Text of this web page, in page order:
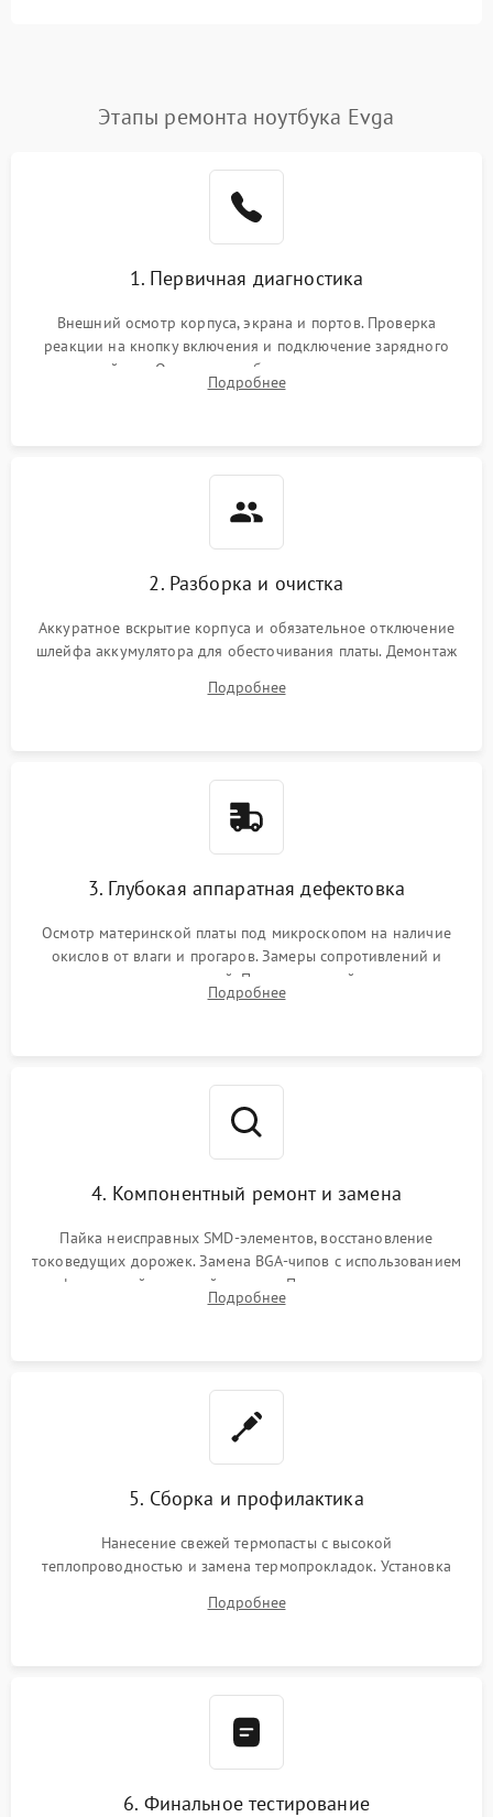
Этапы ремонта ноутбука Evga
1. Первичная диагностика
Внешний осмотр корпуса, экрана и портов. Проверка
реакции на кнопку включения и подключение зарядного
устройства. Оценка потребления тока с помощью
лабораторного блока питания для локализации проблемы.
Подробнее
2. Разборка и очистка
Аккуратное вскрытие корпуса и обязательное отключение
шлейфа аккумулятора для обесточивания платы. Демонтаж
высохшей термопасты с кристаллов чипов.
Подробнее
3. Глубокая аппаратная дефектовка
Осмотр материнской платы под микроскопом на наличие
окислов от влаги и прогаров. Замеры сопротивлений и
дежурных напряжений. Проверка цепей питания,
мультиконтроллера, процессора и видеочипа.
Подробнее
4. Компонентный ремонт и замена
Пайка неисправных SMD-элементов, восстановление
токоведущих дорожек. Замена BGA-чипов с использованием
инфракрасной паяльной станции. Прошивка микросхемы
BIOS или замена поврежденных портов USB
Подробнее
5. Сборка и профилактика
Нанесение свежей термопасты с высокой
теплопроводностью и замена термопрокладок. Установка
шлейфов, модулей памяти и накопителей. Предварительная
Подробнее
6. Финальное тестирование